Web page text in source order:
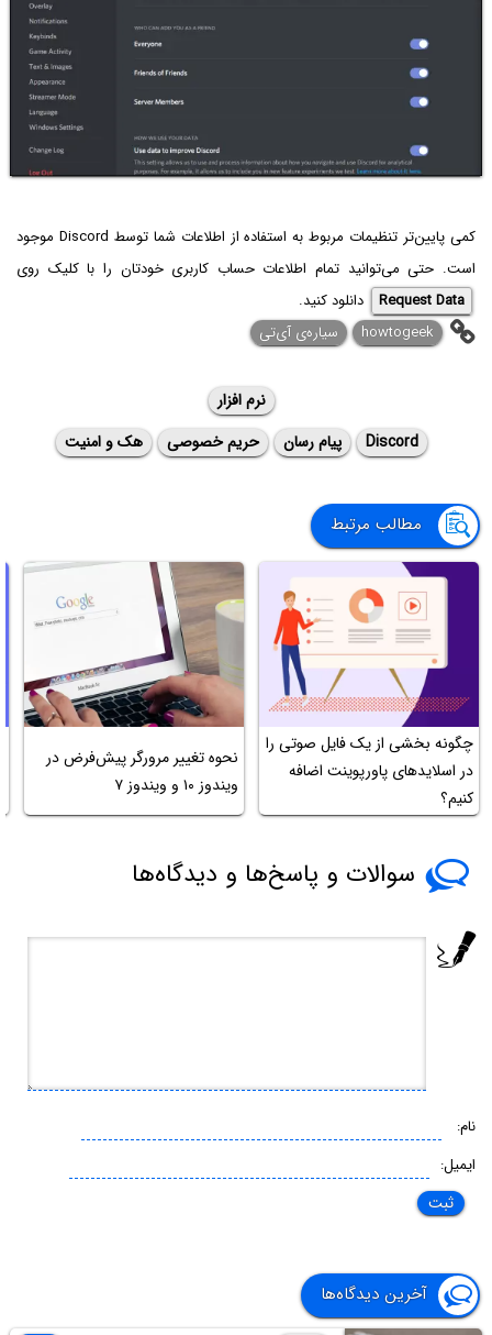
کمی پایین‌تر تنظیمات مربوط به استفاده از اطلاعات شما توسط Discord موجود
است. حتی می‌توانید تمام اطلاعات حساب کاربری خودتان را با کلیک روی
Request Data
دانلود کنید.
howtogeek
سیاره‌ی آی‌تی
نرم افزار
Discord
پیام رسان حریم خصوصی هک و امنیت
مطالب مرتبط
چگونه بخشی از یک فایل صوتی را
در اسلایدهای پاورپوینت اضافه
کنیم؟
نحوه تغییر مرورگر پیش‌فرض در
ویندوز ۱۰ و ویندوز ۷
سوالات و پاسخ‌ها و دیدگاه‌ها
نام:
ایمیل:
آخرین دیدگاه‌ها